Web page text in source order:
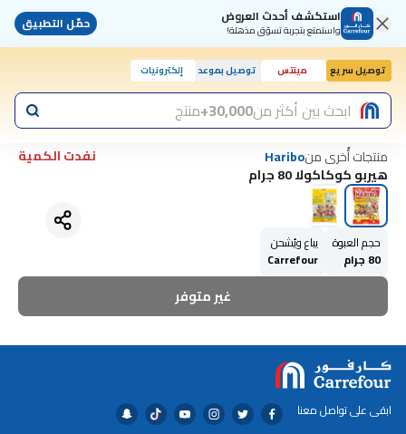
استكشف أحدث العروض
واستمتع بتجربة تسوّق مذهلة! حمّل التطبيق
توصيل سريع مينتس توصيل بموعد إلكترونيات
ابحث بين أكثر من30,000+ منتج
منتجات أُخرى منHaribo
نفدت الكمية
هيربو كوكاكولا 80 جرام
حجم العبوة
80 جرام
يباع ويُشحن
Carrefour
غير متوفر
ابقى على تواصل معنا